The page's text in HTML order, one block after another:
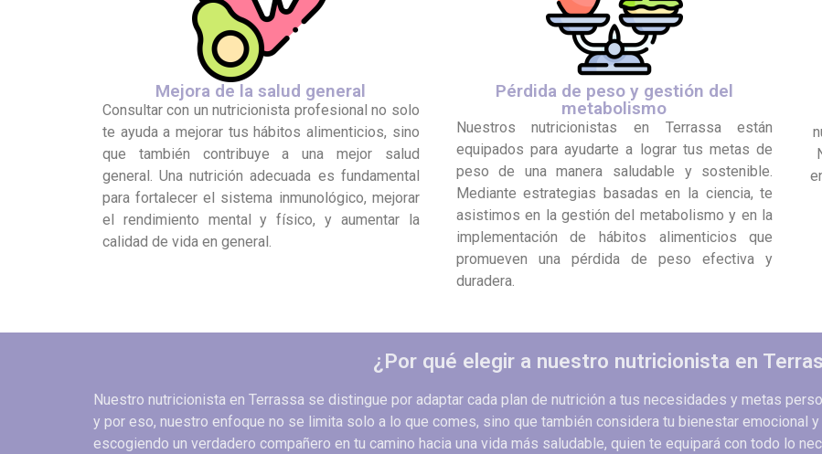
Mejora de la salud general
Consultar con un nutricionista profesional no solo
te ayuda a mejorar tus hábitos alimenticios, sino
que también contribuye a una mejor salud
general. Una nutrición adecuada es fundamental
para fortalecer el sistema inmunológico, mejorar
el rendimiento mental y físico, y aumentar la
calidad de vida en general.
Pérdida de peso y gestión del
metabolismo
Nuestros nutricionistas en Terrassa están
equipados para ayudarte a lograr tus metas de
peso de una manera saludable y sostenible.
Mediante estrategias basadas en la ciencia, te
asistimos en la gestión del metabolismo y en la
implementación de hábitos alimenticios que
promueven una pérdida de peso efectiva y
duradera.
¿Por qué elegir a nuestro nutricionista en
Nuestro nutricionista en Terrassa se distingue por adaptar cada plan de nutrición a tus necesidades y metas
y por eso, nuestro enfoque no se limita solo a lo que comes, sino que también considera tu bienestar emocional
escogiendo un verdadero compañero en tu camino hacia una vida más saludable, quien te equipará con todo lo